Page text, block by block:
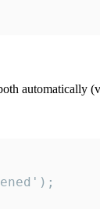
automatically